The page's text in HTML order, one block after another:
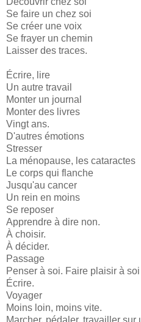
Se faire un chez soi
Se créer une voix
Se frayer un chemin
Laisser des traces.
Écrire, lire
Un autre travail
Monter un journal
Monter des livres
Vingt ans.
D'autres émotions
Stresser
La ménopause, les cataractes
Le corps qui flanche
Jusqu'au cancer
Un rein en moins
Se reposer
Apprendre à dire non.
À choisir.
À décider.
Passage
Penser à soi. Faire plaisir à soi
Écrire.
Voyager
Moins loin, moins vite.
Marcher, pédaler, travailler sur